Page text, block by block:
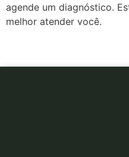
agende um diagnóstico.
melhor atender você.